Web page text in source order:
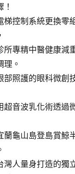
梯控制系統更換零
所專精中醫健康減
理。
部照護的眼科微創
超音波乳化術透過
蘭龜山島登島賞鯨
灣人量身打造的獨